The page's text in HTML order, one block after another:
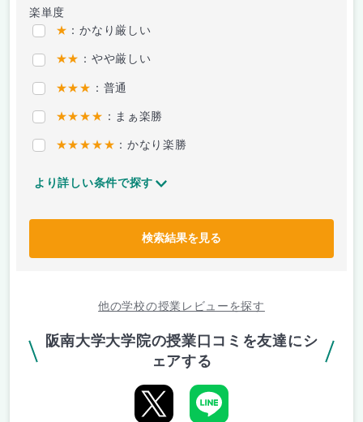
楽単度
★ ：かなり厳しい
★★ ：やや厳しい
★★★ ：普通
★★★★ ：まぁ楽勝
★★★★★ ：かなり楽勝
より詳しい条件で探す
検索結果を見る
他の学校の授業レビューを探す
阪南大学大学院の授業口コミを友達にシ
ェアする